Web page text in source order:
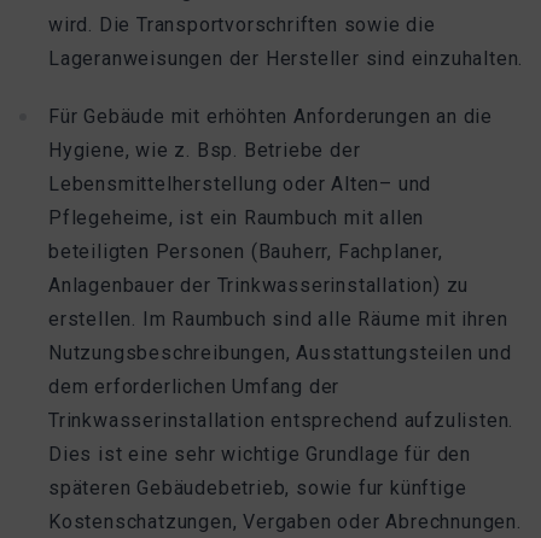
wird. Die Transportvorschriften sowie die
Lageranweisungen der Hersteller sind einzuhalten.
Für Gebäude mit erhöhten Anforderungen an die
Hygiene, wie z. Bsp. Betriebe der
Lebensmittelherstellung oder Alten– und
Pflegeheime, ist ein Raumbuch mit allen
beteiligten Personen (Bauherr, Fachplaner,
Anlagenbauer der Trinkwasserinstallation) zu
erstellen. Im Raumbuch sind alle Räume mit ihren
Nutzungsbeschreibungen, Ausstattungsteilen und
dem erforderlichen Umfang der
Trinkwasserinstallation entsprechend aufzulisten.
Dies ist eine sehr wichtige Grundlage für den
späteren Gebäudebetrieb, sowie fur künftige
Kostenschatzungen, Vergaben oder Abrechnungen.